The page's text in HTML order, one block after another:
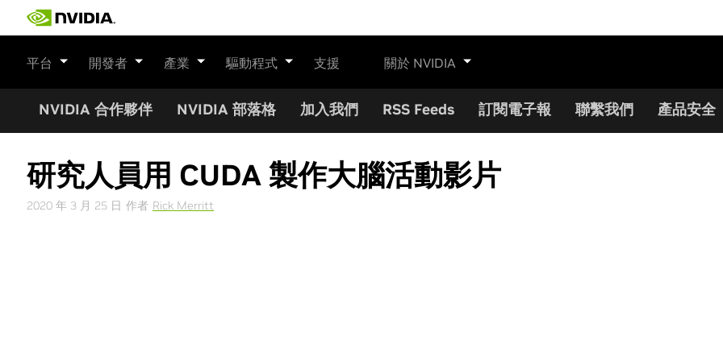
平台 開發者 產業 驅動程式 支援 關於 NVIDIA
NVIDIA 合作夥伴 NVIDIA 部落格 加入我們 RSS Feeds 訂閱電子報 聯繫我們 產品安全
研究人員用 CUDA 製作大腦活動影片
2020 年 3 月 25 日 作者 Rick Merritt